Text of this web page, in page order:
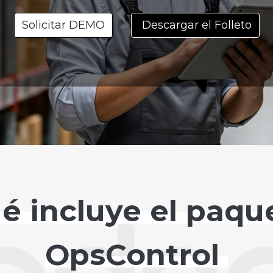
Solicitar DEMO Descargar el Folleto
incluye el
OpsControl